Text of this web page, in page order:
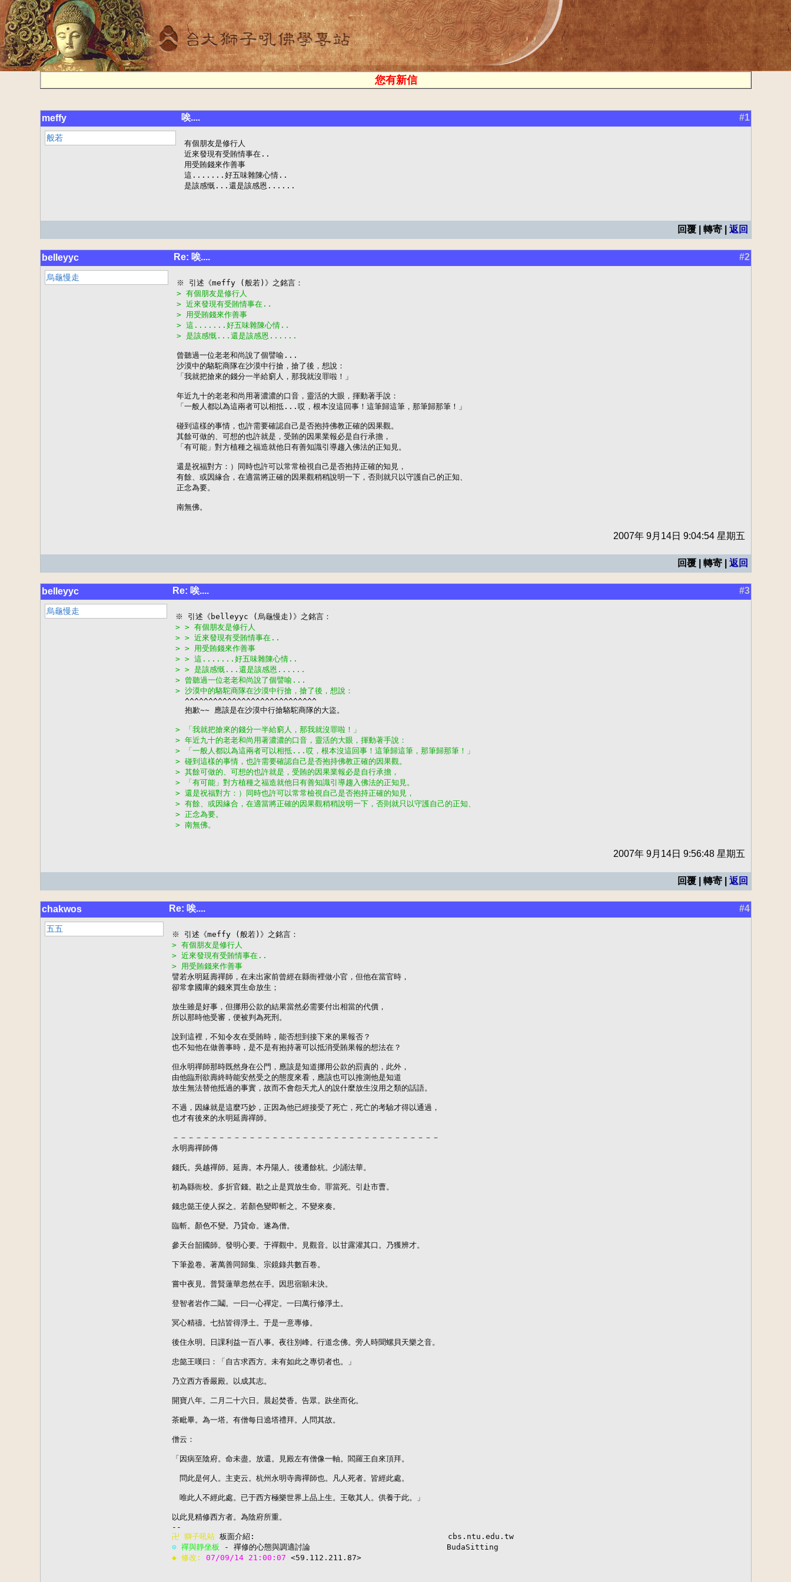
您有新信
meffy 唉.... #1
般若
有個朋友是修行人
近來發現有受賄情事在..
用受賄錢來作善事
這.......好五味雜陳心情..
是該感慨...還是該感恩......
回覆 | 轉寄 | 返回
belleyyc Re: 唉.... #2
烏龜慢走
> 有個朋友是修行人
> 近來發現有受賄情事在..
> 用受賄錢來作善事
> 這.......好五味雜陳心情..
> 是該感慨...還是該感恩......
曾聽過一位老老和尚說了個譬喻...
沙漠中的駱駝商隊在沙漠中行搶，搶了後，想說：
「我就把搶來的錢分一半給窮人，那我就沒罪啦！」
年近九十的老老和尚用著濃濃的口音，靈活的大眼，揮動著手說：
「一般人都以為這兩者可以相抵...哎，根本沒這回事！這筆歸這筆，那筆歸那筆！」
碰到這樣的事情，也許需要確認自己是否抱持佛教正確的因果觀。
其餘可做的、可想的也許就是，受賄的因果業報必是自行承擔，
「有可能」對方植種之福造就他日有善知識引導趨入佛法的正知見。
還是祝福對方：）同時也許可以常常檢視自己是否抱持正確的知見，
有餘、或因緣合，在適當將正確的因果觀稍稍說明一下，否則就只以守護自己的正知、
正念為要。
南無佛。
2007年 9月14日 9:04:54 星期五
回覆 | 轉寄 | 返回
belleyyc Re: 唉.... #3
烏龜慢走
> > 有個朋友是修行人
> > 近來發現有受賄情事在..
> > 用受賄錢來作善事
> > 這.......好五味雜陳心情..
> > 是該感慨...還是該感恩......
> 曾聽過一位老老和尚說了個譬喻...
> 沙漠中的駱駝商隊在沙漠中行搶，搶了後，想說：
^^^^^^^^^^^^^^^^^^^^^^^^^^^^
  抱歉~~ 應該是在沙漠中行搶駱駝商隊的大盜。
> 「我就把搶來的錢分一半給窮人，那我就沒罪啦！」
> 年近九十的老老和尚用著濃濃的口音，靈活的大眼，揮動著手說：
> 「一般人都以為這兩者可以相抵...哎，根本沒這回事！這筆歸這筆，那筆歸那筆！」
> 碰到這樣的事情，也許需要確認自己是否抱持佛教正確的因果觀。
> 其餘可做的、可想的也許就是，受賄的因果業報必是自行承擔，
> 「有可能」對方植種之福造就他日有善知識引導趨入佛法的正知見。
> 還是祝福對方：）同時也許可以常常檢視自己是否抱持正確的知見，
> 有餘、或因緣合，在適當將正確的因果觀稍稍說明一下，否則就只以守護自己的正知、
> 正念為要。
> 南無佛。
2007年 9月14日 9:56:48 星期五
回覆 | 轉寄 | 返回
chakwos Re: 唉.... #4
五五
> 有個朋友是修行人
> 近來發現有受賄情事在..
> 用受賄錢來作善事
譬若永明延壽禪師，在未出家前曾經在縣衙裡做小官，但他在當官時，
卻常拿國庫的錢來買生命放生；
放生雖是好事，但挪用公款的結果當然必需要付出相當的代價，
所以那時他受審，便被判為死刑。
說到這裡，不知令友在受賄時，能否想到接下來的果報否？
也不知他在做善事時，是不是有抱持著可以抵消受賄果報的想法在？
但永明禪師那時既然身在公門，應該是知道挪用公款的罰責的，此外，
由他臨刑欲壽終時能安然受之的態度來看，應該也可以推測他是知道
放生無法替他抵過的事實，故而不會怨天尤人的說什麼放生沒用之類的話語。
不過，因緣就是這麼巧妙，正因為他已經接受了死亡，死亡的考驗才得以通過，
也才有後來的永明延壽禪師。
－－－－－－－－－－－－－－－－－－－－－－－－－－－－－－－－－－－
永明壽禪師傳
錢氏。吳越禪師。延壽。本丹陽人。後遷餘杭。少誦法華。
初為縣衙校。多折官錢。勘之止是買放生命。罪當死。引赴市曹。
錢忠懿王使人探之。若顏色變即斬之。不變來奏。
臨斬。顏色不變。乃貸命。遂為僧。
參天台韶國師。發明心要。于禪觀中。見觀音。以甘露灌其口。乃獲辨才。
下筆盈卷。著萬善同歸集、宗鏡錄共數百卷。
嘗中夜見。普賢蓮華忽然在手。因思宿願未決。
登智者岩作二鬮。一曰一心禪定。一曰萬行修淨土。
冥心精禱。七拈皆得淨土。于是一意專修。
後住永明。日課利益一百八事。夜往別峰。行道念佛。旁人時聞螺貝天樂之音。
忠懿王嘆曰：「自古求西方。未有如此之專切者也。」
乃立西方香嚴殿。以成其志。
開寶八年。二月二十六日。晨起焚香。告眾。趺坐而化。
茶毗畢。為一塔。有僧每日遶塔禮拜。人問其故。
僧云：
「因病至陰府。命未盡。放還。見殿左有僧像一軸。閻羅王自來頂拜。
問此是何人。主吏云。杭州永明寺壽禪師也。凡人死者。皆經此處。
唯此人不經此處。已于西方極樂世界上品上生。王敬其人。供養于此。」
以此見精修西方者。為陰府所重。
卍 獅子吼站
⊙ 禪與靜坐板
◆ 修改: 07/09/14 21:00:07 <59.112.211.87>